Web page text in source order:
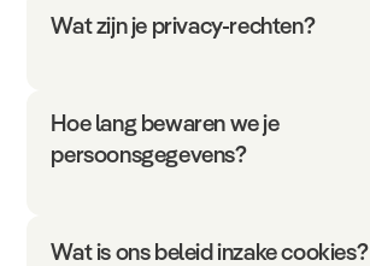
Wat zijn je privacy-rechten?
Hoe lang bewaren we je
persoonsgegevens?
Wat is ons beleid inzake cookies?